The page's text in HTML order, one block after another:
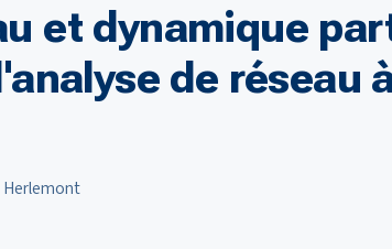
et dynamique
de réseau